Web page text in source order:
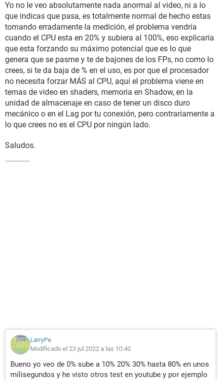
Yo no le veo absolutamente nada anormal al video, ni a lo
que indicas que pasa, es totalmente normal de hecho estas
tomando erradamente la medición, el problema vendría
cuando el CPU esta en 20% y subiera al 100%, eso explicaría
que esta forzando su máximo potencial que es lo que
genera que se pasme y te de bajones de los FPs, no como lo
crees, si te da baja de % en el uso, es por que el procesador
no necesita forzar MÁS al CPU, aquí el problema viene en
temas de video en shaders, memoria en Shadow, en la
unidad de almacenaje en caso de tener un disco duro
mecánico o en el Lag por tu conexión, pero contrariamente a
lo que crees no es el CPU por ningún lado.
Saludos.
LarryPe
Modificado el 23 jul 2022 a las 10:40
Bueno yo veo de 0% sube a 10% 20% 30% hasta 80% en unos
milisegundos y he visto otros test en youtube y por ejemplo